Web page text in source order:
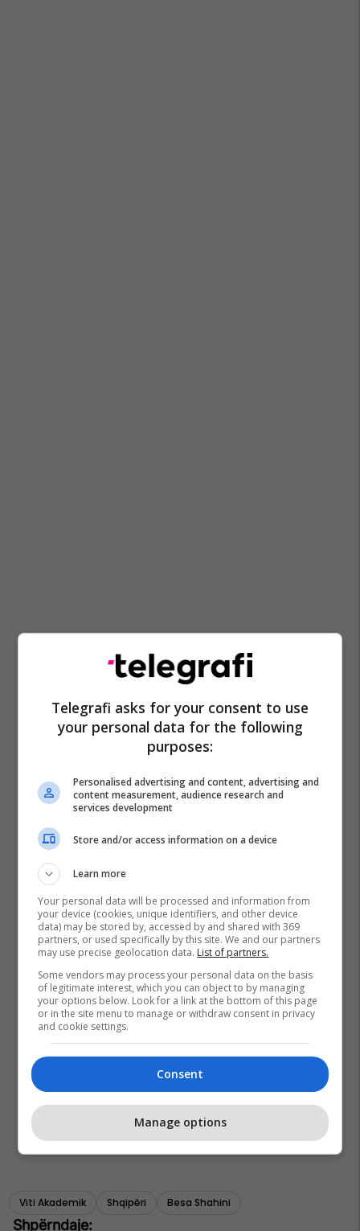
Viti Akademik Shqipëri Besa Shahini
Telegrafi asks for your consent to use
your personal data for the following
purposes:
Personalised advertising and content, advertising and
content measurement, audience research and
services development
Store and/or access information on a device
Learn more
Your personal data will be processed and information from
your device (cookies, unique identifiers, and other device
data) may be stored by, accessed by and shared with 369
partners, or used specifically by this site. We and our partners
may use precise geolocation data. List of partners.
Some vendors may process your personal data on the basis
of legitimate interest, which you can object to by managing
your options below. Look for a link at the bottom of this page
or in the site menu to manage or withdraw consent in privacy
and cookie settings.
Consent
Manage options